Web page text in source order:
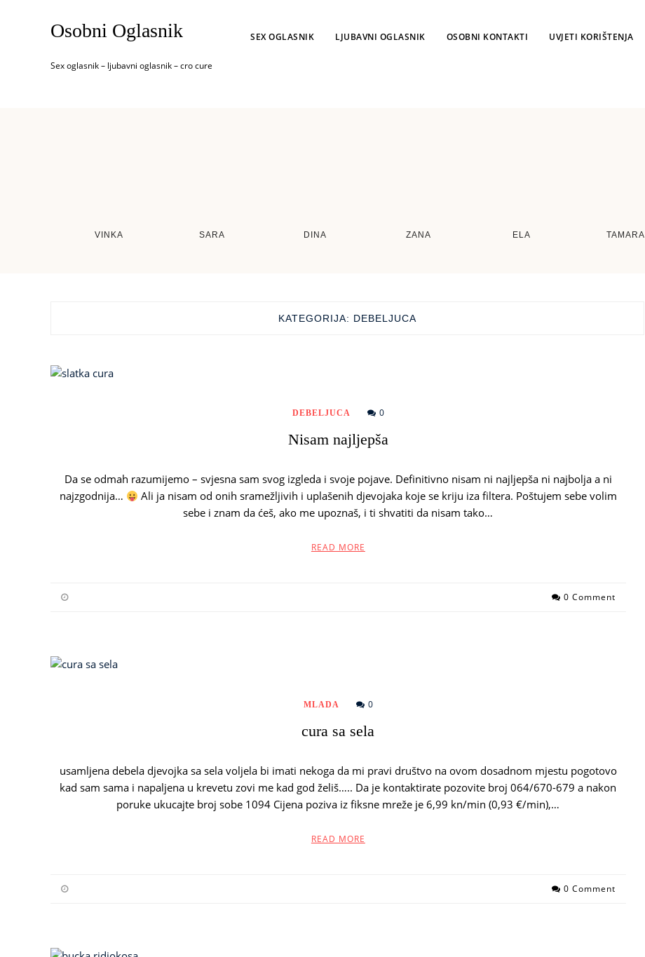
Osobni Oglasnik
Sex oglasnik – ljubavni oglasnik – cro cure
SEX OGLASNIK LJUBAVNI OGLASNIK OSOBNI KONTAKTI UVJETI KORIŠTENJA
VINKA SARA DINA ZANA ELA TAMARA
KATEGORIJA: DEBELJUCA
DEBELJUCA 0
Nisam najljepša
Da se odmah razumijemo – svjesna sam svog izgleda i svoje pojave. Definitivno nisam ni najljepša ni najbolja a ni
najzgodnija…
Ali ja nisam od onih sramežljivih i uplašenih djevojaka koje se kriju iza filtera. Poštujem sebe volim
sebe i znam da ćeš, ako me upoznaš, i ti shvatiti da nisam tako…
READ MORE
0 Comment
MLADA 0
cura sa sela
usamljena debela djevojka sa sela voljela bi imati nekoga da mi pravi društvo na ovom dosadnom mjestu pogotovo
kad sam sama i napaljena u krevetu zovi me kad god želiš….. Da je kontaktirate pozovite broj 064/670-679 a nakon
poruke ukucajte broj sobe 1094 Cijena poziva iz fiksne mreže je 6,99 kn/min (0,93 €/min),…
READ MORE
0 Comment